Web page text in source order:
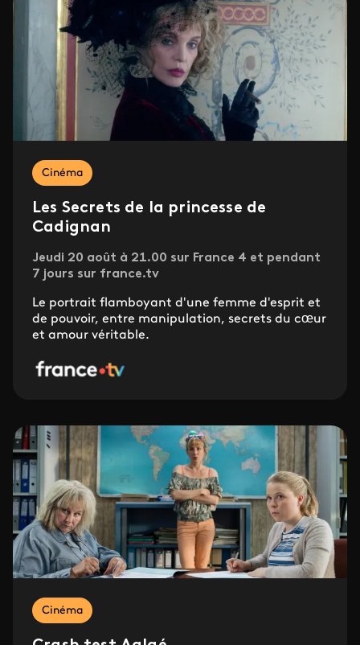
Cinéma
Les Secrets de la princesse de
Cadignan
Jeudi 20 août à 21.00 sur France 4 et pendant
7 jours sur france.tv
Le portrait flamboyant d'une femme d'esprit et
de pouvoir, entre manipulation, secrets du cœur
et amour véritable.
Cinéma